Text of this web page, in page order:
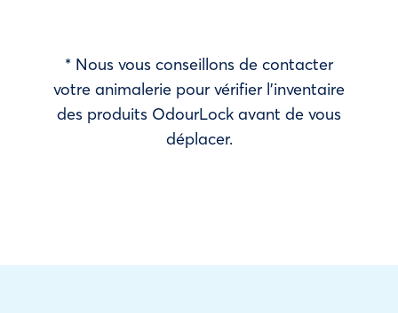
* Nous vous conseillons de contacter
votre animalerie pour vérifier l’inventaire
des produits OdourLock avant de vous
déplacer.